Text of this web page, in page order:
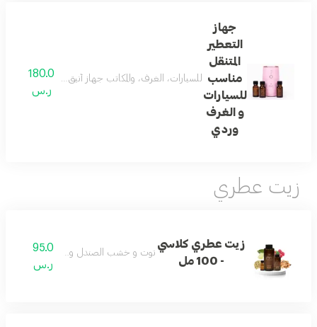
جهاز
التعطير
المتنقل
مناسب
للسيارات
و الغرف
وردي
للسيارات، الغرف، والمكاتب جهاز أنيق وصغير الحجم
180.0
ر.س
زيت عطري
زيت عطري كلاسي
- 100 مل
توت و خشب الصندل و مسك و لبان
95.0
ر.س